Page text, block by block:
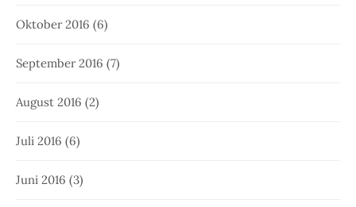
Oktober 2016 (6)
September 2016 (7)
August 2016 (2)
Juli 2016 (6)
Juni 2016 (3)